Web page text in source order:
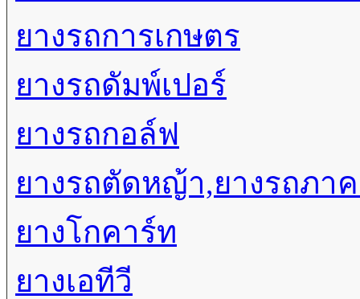
ยางรถการเกษตร
ยางรถดัมพ์เปอร์
ยางรถกอล์ฟ
ยางรถตัดหญ้า,ยางรถภา
ยางโกคาร์ท
ยางเอทีวี